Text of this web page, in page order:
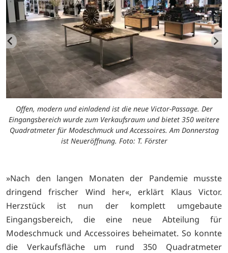
Offen, modern und einladend ist die neue Victor-Passage. Der
Eingangsbereich wurde zum Verkaufsraum und bietet 350 weitere
Quadratmeter für Modeschmuck und Accessoires. Am Donnerstag
ist Neueröffnung. Foto: T. Förster
»Nach den langen Monaten der Pandemie musste
dringend frischer Wind her«, erklärt Klaus Victor.
Herzstück ist nun der komplett umgebaute
Eingangsbereich, die eine neue Abteilung für
Modeschmuck und Accessoires beheimatet. So konnte
die Verkaufsfläche um rund 350 Quadratmeter